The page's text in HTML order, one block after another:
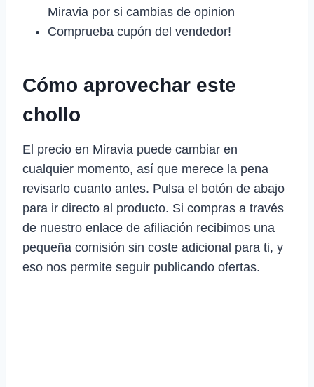
Miravia por si cambias de opinion
Comprueba cupón del vendedor!
Cómo aprovechar este
chollo
El precio en Miravia puede cambiar en
cualquier momento, así que merece la pena
revisarlo cuanto antes. Pulsa el botón de abajo
para ir directo al producto. Si compras a través
de nuestro enlace de afiliación recibimos una
pequeña comisión sin coste adicional para ti, y
eso nos permite seguir publicando ofertas.